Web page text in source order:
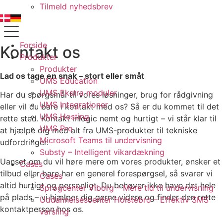
Tilmeld nyhedsbrev
Forside
Produkter
Produkter
UMS Education
UMS Ekstra moduler
UMS Integrationer
UMS Hosting
UMS Pro
Microsoft Teams til undervisning
Substy – Intelligent vikardækning
Cases
Cases
Sprogcenter Viborg – Mere tid til undervisning
Uddannelsescenter Holstebro – Effektiv SMS
varsling
Kontakt os
Lad os tage en snak – stort eller småt
Har du spørgsmål til vores løsninger, brug for rådgivning
eller vil du bare i kontakt med os? Så er du kommet til det
rette sted. Kontakt inlogic nemt og hurtigt – vi står klar til
at hjælpe dig med alt fra UMS-produkter til tekniske
udfordringer.
Uanset om du vil høre mere om vores produkter, ønsker et
tilbud eller bare har en generel forespørgsel, så svarer vi
altid hurtigt og personligt. Du behøver ikke have det hele
på plads – vi hjælper dig gerne videre og finder den rette
kontaktperson hos os.